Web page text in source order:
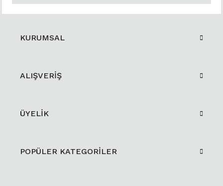
KURUMSAL
ALIŞVERİŞ
ÜYELİK
POPÜLER KATEGORİLER